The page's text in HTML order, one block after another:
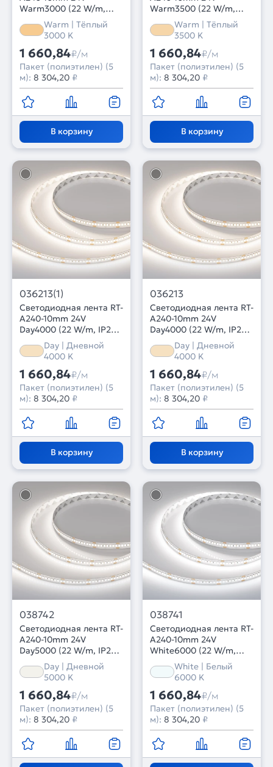
Warm3000 (22 W/m,
IP20, 2835, 5m) (Arlight,
высок.эфф.150 лм/Вт)
Warm | Тёплый
3000 K
1 660,84₽/м
Пакет (полиэтилен) (5
м): 8 304,20 ₽
В корзину
Warm3500 (22 W/m,
IP20, 2835, 5m) (Arlight,
высок.эфф.150 лм/Вт)
Warm | Тёплый
3500 K
1 660,84₽/м
Пакет (полиэтилен) (5
м): 8 304,20 ₽
В корзину
036213(1)
Светодиодная лента RT-
A240-10mm 24V
Day4000 (22 W/m, IP20,
5m) (Arlight,
высок.эфф.150 лм/Вт)
Day | Дневной
4000 K
1 660,84₽/м
Пакет (полиэтилен) (5
м): 8 304,20 ₽
В корзину
036213
Светодиодная лента RT-
A240-10mm 24V
Day4000 (22 W/m, IP20,
2835, 5m) (Arlight,
высок.эфф.150 лм/Вт)
Day | Дневной
4000 K
1 660,84₽/м
Пакет (полиэтилен) (5
м): 8 304,20 ₽
В корзину
038742
Светодиодная лента RT-
A240-10mm 24V
Day5000 (22 W/m, IP20,
2835, 5m) (Arlight,
высок.эфф.150 лм/Вт)
Day | Дневной
5000 K
1 660,84₽/м
Пакет (полиэтилен) (5
м): 8 304,20 ₽
038741
Светодиодная лента RT-
A240-10mm 24V
White6000 (22 W/m,
IP20, 2835, 5m) (Arlight,
высок.эфф.150 лм/Вт)
White | Белый
6000 K
1 660,84₽/м
Пакет (полиэтилен) (5
м): 8 304,20 ₽